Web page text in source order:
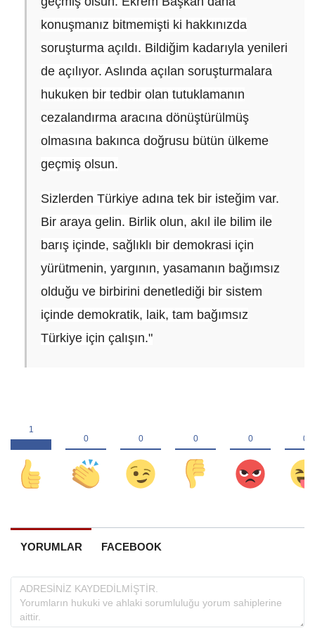
konuşmanız bitmemişti ki hakkınızda
soruşturma açıldı. Bildiğim kadarıyla yenileri
de açılıyor. Aslında açılan soruşturmalara
hukuken bir tedbir olan tutuklamanın
cezalandırma aracına dönüştürülmüş
olmasına bakınca doğrusu bütün ülkeme
geçmiş olsun.
Sizlerden Türkiye adına tek bir isteğim var.
Bir araya gelin. Birlik olun, akıl ile bilim ile
barış içinde, sağlıklı bir demokrasi için
yürütmenin, yargının, yasamanın bağımsız
olduğu ve birbirini denetlediği bir sistem
içinde demokratik, laik, tam bağımsız
Türkiye için çalışın."
YORUMLAR FACEBOOK